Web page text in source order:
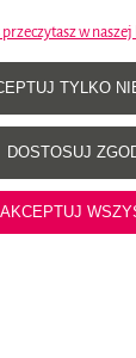
INFORMACJE
O NAS
w
TYLKO
DOSTOSUJ